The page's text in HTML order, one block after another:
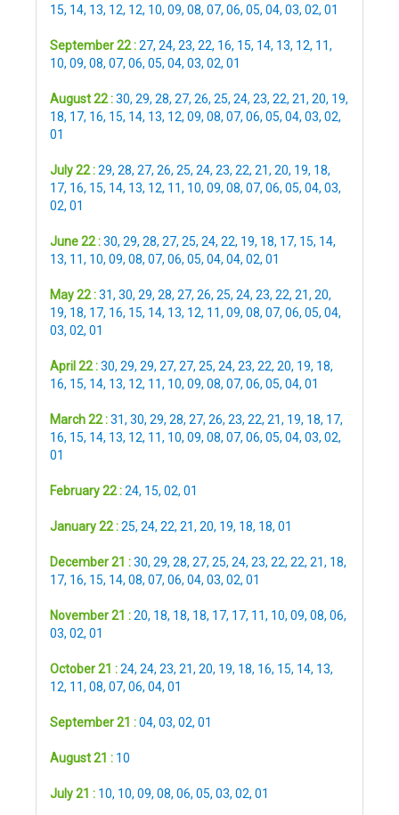
15, 14, 13, 12, 12, 10, 09, 08, 07, 06, 05, 04, 03, 02, 01
September 22 :27, 24, 23, 22, 16, 15, 14, 13, 12, 11,
10, 09, 08, 07, 06, 05, 04, 03, 02, 01
August 22 :30, 29, 28, 27, 26, 25, 24, 23, 22, 21, 20, 19,
18, 17, 16, 15, 14, 13, 12, 09, 08, 07, 06, 05, 04, 03, 02,
01
July 22 :29, 28, 27, 26, 25, 24, 23, 22, 21, 20, 19, 18,
17, 16, 15, 14, 13, 12, 11, 10, 09, 08, 07, 06, 05, 04, 03,
02, 01
June 22 :30, 29, 28, 27, 25, 24, 22, 19, 18, 17, 15, 14,
13, 11, 10, 09, 08, 07, 06, 05, 04, 04, 02, 01
May 22 :31, 30, 29, 28, 27, 26, 25, 24, 23, 22, 21, 20,
19, 18, 17, 16, 15, 14, 13, 12, 11, 09, 08, 07, 06, 05, 04,
03, 02, 01
April 22 :30, 29, 29, 27, 27, 25, 24, 23, 22, 20, 19, 18,
16, 15, 14, 13, 12, 11, 10, 09, 08, 07, 06, 05, 04, 01
March 22 :31, 30, 29, 28, 27, 26, 23, 22, 21, 19, 18, 17,
16, 15, 14, 13, 12, 11, 10, 09, 08, 07, 06, 05, 04, 03, 02,
01
February 22 :24, 15, 02, 01
January 22 :25, 24, 22, 21, 20, 19, 18, 18, 01
December 21 :30, 29, 28, 27, 25, 24, 23, 22, 22, 21, 18,
17, 16, 15, 14, 08, 07, 06, 04, 03, 02, 01
November 21 :20, 18, 18, 18, 17, 17, 11, 10, 09, 08, 06,
03, 02, 01
October 21 :24, 24, 23, 21, 20, 19, 18, 16, 15, 14, 13,
12, 11, 08, 07, 06, 04, 01
September 21 :04, 03, 02, 01
August 21 : 10
July 21 : 10, 10, 09, 08, 06, 05, 03, 02, 01